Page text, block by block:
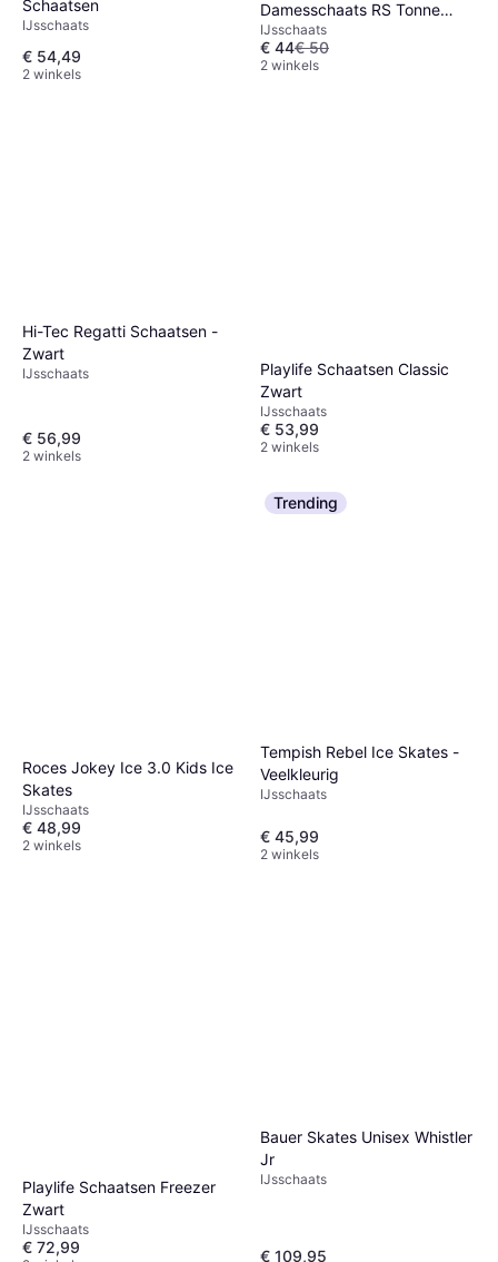
Schaatsen
IJsschaats
€ 54,49
2 winkels
Damesschaats RS Tonne
Blanc
IJsschaats
€ 44€ 50
2 winkels
Hi-Tec Regatti Schaatsen -
Zwart
IJsschaats
€ 56,99
2 winkels
Playlife Schaatsen Classic
Zwart
IJsschaats
€ 53,99
2 winkels
Roces Jokey Ice 3.0 Kids Ice
Skates
IJsschaats
€ 48,99
2 winkels
Trending
Tempish Rebel Ice Skates -
Veelkleurig
IJsschaats
€ 45,99
2 winkels
Playlife Schaatsen Freezer
Zwart
IJsschaats
€ 72,99
Bauer Skates Unisex Whistler
Jr
IJsschaats
€ 109,95